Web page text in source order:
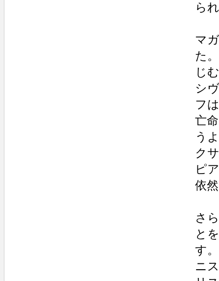
ら
マ
た
じ
シ
フ
亡
う
ク
ピ
依
さ
と
す
ニ